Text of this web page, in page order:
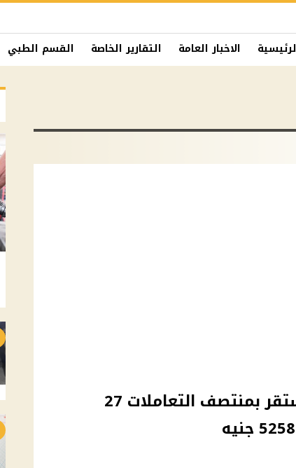
الاخبار العامة التقارير الخاصة القسم الطبي
أسعار الذهب في مصر تستقر بمنتصف التعاملات 27